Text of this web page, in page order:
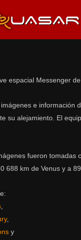
espacial Messenger
imágenes e información
su alejamiento. El
fueron tomadas
688 km de Venus y a
,
y